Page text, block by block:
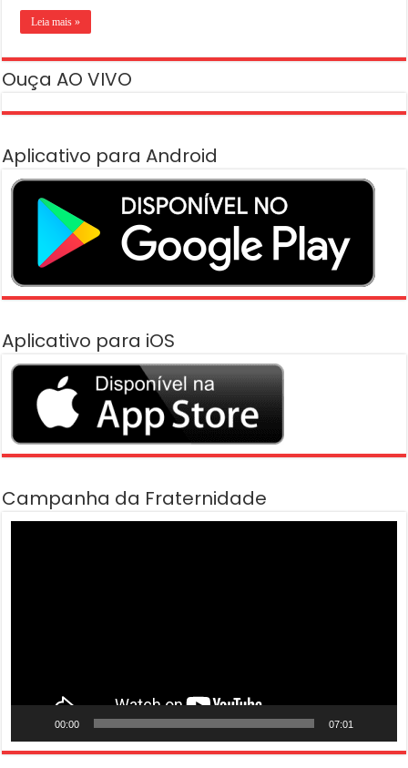
Leia mais »
Ouça AO VIVO
Aplicativo para Android
Aplicativo para iOS
Campanha da Fraternidade
00:00 07:01